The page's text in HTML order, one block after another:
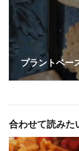
プラントベー
合わせて読みた